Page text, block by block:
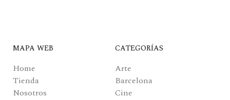
MAPA WEB
Home
Tienda
Nosotros
CATEGORÍAS
Arte
Barcelona
Cine